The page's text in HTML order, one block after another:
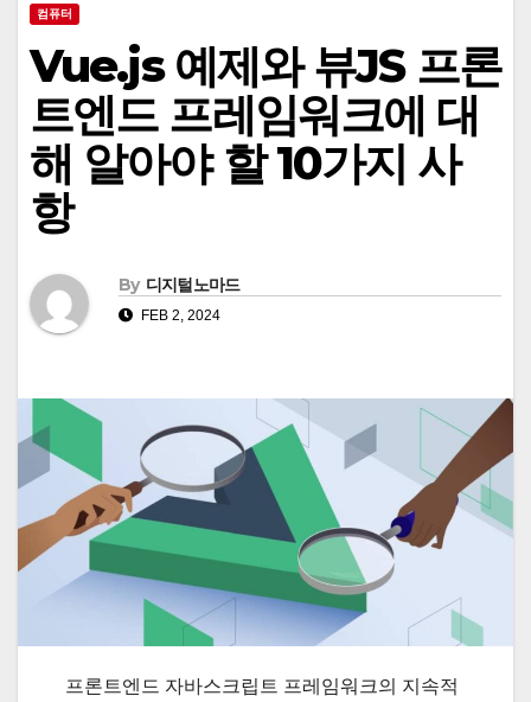
컴퓨터
Vue.js 예제와 뷰JS 프론
트엔드 프레임워크에 대
해 알아야 할 10가지 사
항
By 디지털노마드
FEB 2, 2024
프론트엔드 자바스크립트 프레임워크의 지속적